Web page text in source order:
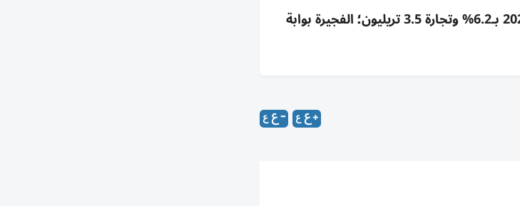
ارتفاع مساهمة غير النفط إلى 82% ومرونة مالية ومصرفية قوية؛ نمو 2025 بـ6.2% وتجارة 3.5 تريليون؛ الفجيرة بوابة